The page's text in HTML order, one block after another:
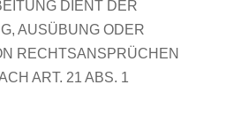
DIENT DER
AUSÜBUNG ODER
RECHTSANSPRÜCHEN
ART. 21 ABS. 1